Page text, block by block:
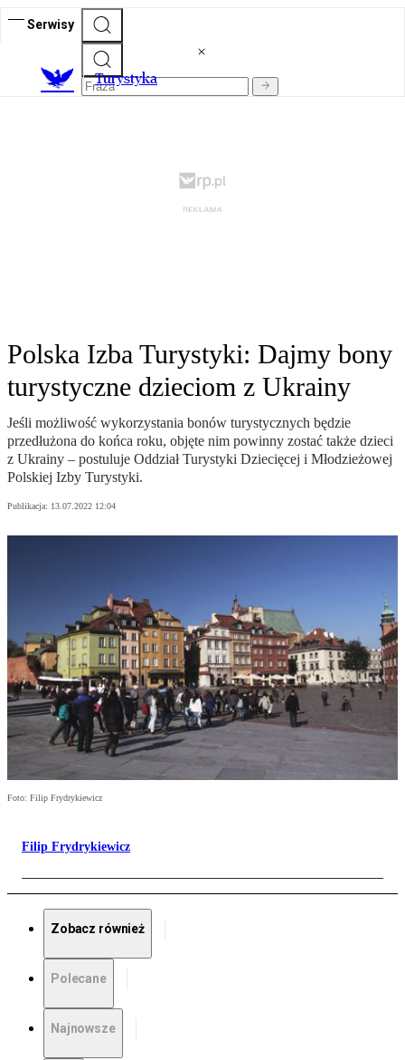
Serwisy
Turystyka
Polska Izba Turystyki: Dajmy bony
turystyczne dzieciom z Ukrainy
Jeśli możliwość wykorzystania bonów turystycznych będzie
przedłużona do końca roku, objęte nim powinny zostać także dzieci
z Ukrainy – postuluje Oddział Turystyki Dziecięcej i Młodzieżowej
Polskiej Izby Turystyki.
Publikacja: 13.07.2022 12:04
Foto: Filip Frydrykiewicz
Filip Frydrykiewicz
Zobacz również
Polecane
Najnowsze